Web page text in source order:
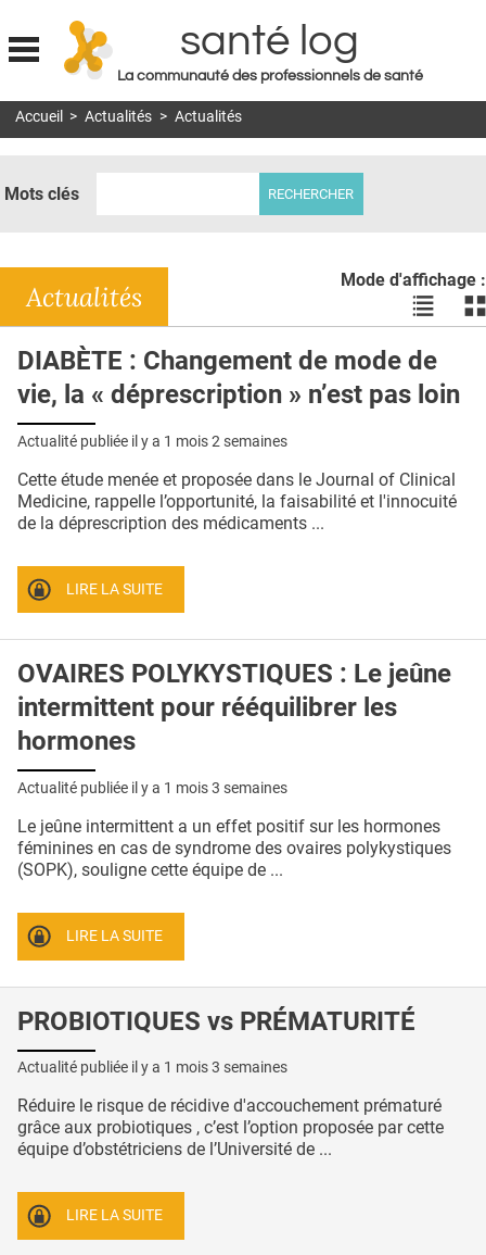
Jump to navigation
santé log
La communauté des professionnels de santé
MON COMPTE
DOSSIERS
RÉSEAUX
E-REVUE SAD
QUI SOMMES-NOUS ?
CONDITIONS GÉNÉRALES
CRÉDITS
Accueil > Actualités > Actualités
Mots clés
Mode d'affichage :
Voir
les
en
liste
les
Actualités
DIABÈTE : Changement de mode de
vie, la « déprescription » n’est pas loin
Actualité publiée il y a 1 mois 2 semaines
Cette étude menée et proposée dans le Journal of Clinical
Medicine, rappelle l’opportunité, la faisabilité et l'innocuité
de la déprescription des médicaments ...
LIRE LA SUITE
OVAIRES POLYKYSTIQUES : Le jeûne
intermittent pour rééquilibrer les
hormones
Actualité publiée il y a 1 mois 3 semaines
Le jeûne intermittent a un effet positif sur les hormones
féminines en cas de syndrome des ovaires polykystiques
(SOPK), souligne cette équipe de ...
LIRE LA SUITE
PROBIOTIQUES vs PRÉMATURITÉ
Actualité publiée il y a 1 mois 3 semaines
Réduire le risque de récidive d'accouchement prématuré
grâce aux probiotiques , c’est l’option proposée par cette
équipe d’obstétriciens de l’Université de ...
LIRE LA SUITE